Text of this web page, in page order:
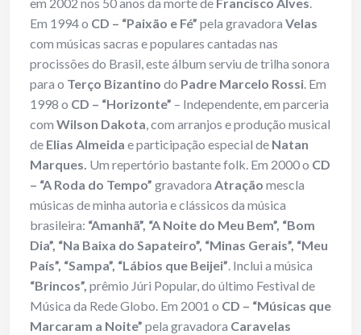
Em 1994 o CD – “Paixão e Fé” pela gravadora Velas
com músicas sacras e populares cantadas nas
procissões do Brasil, este álbum serviu de trilha sonora
para o Terço Bizantino do Padre Marcelo Rossi. Em
1998 o CD – “Horizonte” – Independente, em parceria
com Wilson Dakota, com arranjos e produção musical
de Elias Almeida e participação especial de Natan
Marques. Um repertório bastante folk. Em 2000 o CD
– “A Roda do Tempo” gravadora Atração mescla
músicas de minha autoria e clássicos da música
brasileira: “Amanhã”, “A Noite do Meu Bem”, “Bom
Dia”, “Na Baixa do Sapateiro”, “Minas Gerais”, “Meu
País”, “Sampa”, “Lábios que Beijei”. Inclui a música
“Brincos”, prêmio Júri Popular, do último Festival de
Música da Rede Globo. Em 2001 o CD – “Músicas que
Marcaram a Noite” pela gravadora Caravelas